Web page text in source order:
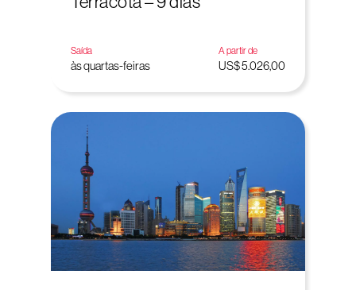
Saída
às quartas-feiras
A partir de
US$ 5.026,00